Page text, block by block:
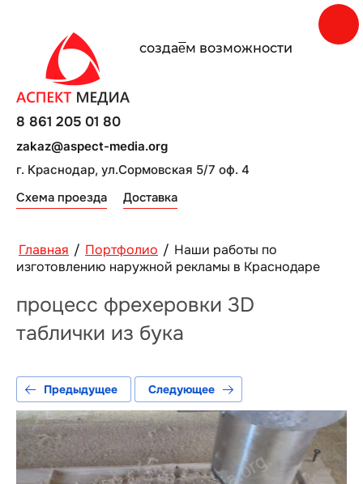
создаe̅м возможности
г. Краснодар, ул.Сормовская 5/7 оф. 4
Схема проезда Доставка
8 861 205 01 80
zakaz@aspect-media.org
Главная / Портфолио / Наши работы по
изготовлению наружной рекламы в Краснодаре
процесс фрехеровки 3D
таблички из бука
Предыдущее Следующее